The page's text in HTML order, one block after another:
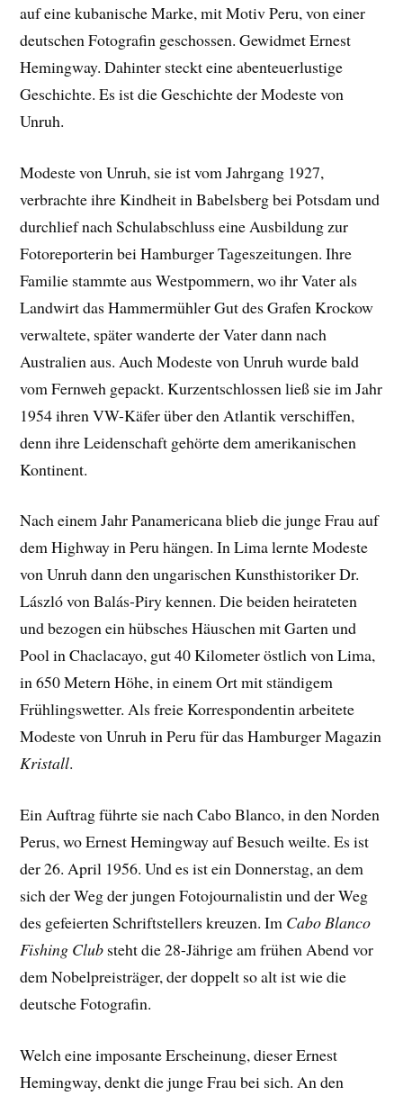
auf eine kubanische Marke, mit Motiv Peru, von einer
deutschen Fotografin geschossen. Gewidmet Ernest
Hemingway. Dahinter steckt eine abenteuerlustige
Geschichte. Es ist die Geschichte der Modeste von
Unruh.
Modeste von Unruh, sie ist vom Jahrgang 1927,
verbrachte ihre Kindheit in Babelsberg bei Potsdam und
durchlief nach Schulabschluss eine Ausbildung zur
Fotoreporterin bei Hamburger Tageszeitungen. Ihre
Familie stammte aus Westpommern, wo ihr Vater als
Landwirt das Hammermühler Gut des Grafen Krockow
verwaltete, später wanderte der Vater dann nach
Australien aus. Auch Modeste von Unruh wurde bald
vom Fernweh gepackt. Kurzentschlossen ließ sie im Jahr
1954 ihren VW-Käfer über den Atlantik verschiffen,
denn ihre Leidenschaft gehörte dem amerikanischen
Kontinent.
Nach einem Jahr Panamericana blieb die junge Frau auf
dem Highway in Peru hängen. In Lima lernte Modeste
von Unruh dann den ungarischen Kunsthistoriker Dr.
László von Balás-Piry kennen. Die beiden heirateten
und bezogen ein hübsches Häuschen mit Garten und
Pool in Chaclacayo, gut 40 Kilometer östlich von Lima,
in 650 Metern Höhe, in einem Ort mit ständigem
Frühlingswetter. Als freie Korrespondentin arbeitete
Modeste von Unruh in Peru für das Hamburger Magazin
Kristall.
Ein Auftrag führte sie nach Cabo Blanco, in den Norden
Perus, wo Ernest Hemingway auf Besuch weilte. Es ist
der 26. April 1956. Und es ist ein Donnerstag, an dem
sich der Weg der jungen Fotojournalistin und der Weg
des gefeierten Schriftstellers kreuzen. Im Cabo Blanco
Fishing Club steht die 28-Jährige am frühen Abend vor
dem Nobelpreisträger, der doppelt so alt ist wie die
deutsche Fotografin.
Welch eine imposante Erscheinung, dieser Ernest
Hemingway, denkt die junge Frau bei sich. An den